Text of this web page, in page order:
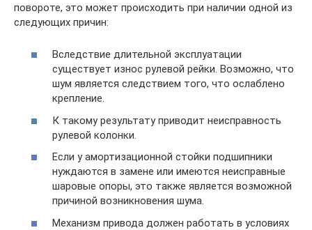
повороте, это может происходить при наличии одной из
следующих причин:
Вследствие длительной эксплуатации
существует износ рулевой рейки. Возможно, что
шум является следствием того, что ослаблено
крепление.
К такому результату приводит неисправность
рулевой колонки.
Если у амортизационной стойки подшипники
нуждаются в замене или имеются неисправные
шаровые опоры, это также является возможной
причиной возникновения шума.
Механизм привода должен работать в условиях